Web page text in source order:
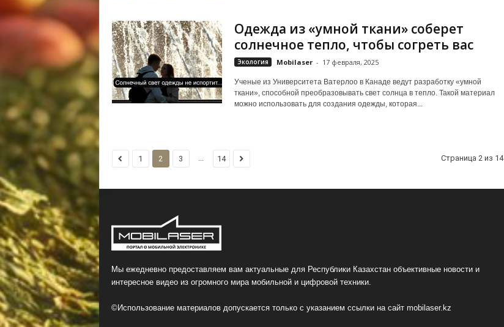
Одежда из «умной ткани» соберет
солнечное тепло, чтобы согреть вас
Экология Mobilaser - 17 февраля, 2025
Ученые из Университета Ватерлоо в Канаде ведут разработку «умной
ткани», способной преобразовывать свет солнца в тепло. Такой материал
можно использовать для создания одежды, которая...
1 2 3 14 Страница 2 из 14
Мы ежедневно предоставляем вам актуальные для Республики Казахстан объективные новости и
интересное видео из огромного мира мобильной и цифровой техники.
©Использование материалов допускается только с указанием ссылки на сайт mobilaser.kz